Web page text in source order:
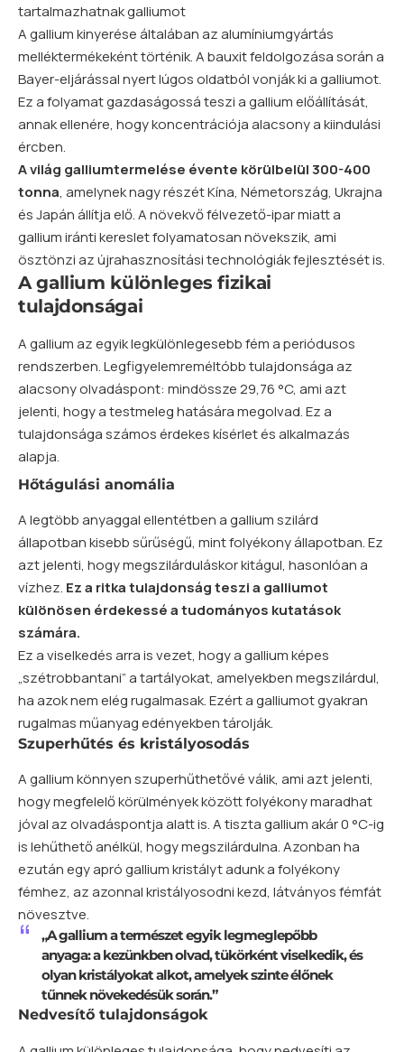
tartalmazhatnak galliumot
A gallium kinyerése általában az alumíniumgyártás
melléktermékeként történik. A bauxit feldolgozása során a
Bayer-eljárással nyert lúgos oldatból vonják ki a galliumot.
Ez a folyamat gazdaságossá teszi a gallium előállítását,
annak ellenére, hogy koncentrációja alacsony a kiindulási
ércben.
A világ galliumtermelése évente körülbelül 300-400
tonna, amelynek nagy részét Kína, Németország, Ukrajna
és Japán állítja elő. A növekvő félvezető-ipar miatt a
gallium iránti kereslet folyamatosan növekszik, ami
ösztönzi az újrahasznosítási technológiák fejlesztését is.
A gallium különleges fizikai
tulajdonságai
A gallium az egyik legkülönlegesebb fém a periódusos
rendszerben. Legfigyelemreméltóbb tulajdonsága az
alacsony olvadáspont: mindössze 29,76 °C, ami azt
jelenti, hogy a testmeleg hatására megolvad. Ez a
tulajdonsága számos érdekes kísérlet és alkalmazás
alapja.
Hőtágulási anomália
A legtöbb anyaggal ellentétben a gallium szilárd
állapotban kisebb sűrűségű, mint folyékony állapotban. Ez
azt jelenti, hogy megszilárduláskor kitágul, hasonlóan a
vízhez. Ez a ritka tulajdonság teszi a galliumot
különösen érdekessé a tudományos kutatások
számára.
Ez a viselkedés arra is vezet, hogy a gallium képes
„szétrobbantani” a tartályokat, amelyekben megszilárdul,
ha azok nem elég rugalmasak. Ezért a galliumot gyakran
rugalmas műanyag edényekben tárolják.
Szuperhűtés és kristályosodás
A gallium könnyen szuperhűthetővé válik, ami azt jelenti,
hogy megfelelő körülmények között folyékony maradhat
jóval az olvadáspontja alatt is. A tiszta gallium akár 0 °C-ig
is lehűthető anélkül, hogy megszilárdulna. Azonban ha
ezután egy apró gallium kristályt adunk a folyékony
fémhez, az azonnal kristályosodni kezd, látványos fémfát
növesztve.
„A gallium a természet egyik legmeglepőbb
anyaga: a kezünkben olvad, tükörként viselkedik, és
olyan kristályokat alkot, amelyek szinte élőnek
tűnnek növekedésük során.”
Nedvesítő tulajdonságok